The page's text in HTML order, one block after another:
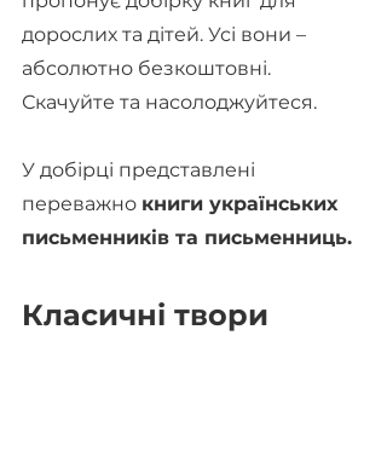
дорослих та дітей. Усі вони –
абсолютно безкоштовні.
Скачуйте та насолоджуйтеся.
У добірці представлені
переважно книги українських
письменників та письменниць.
Класичні твори